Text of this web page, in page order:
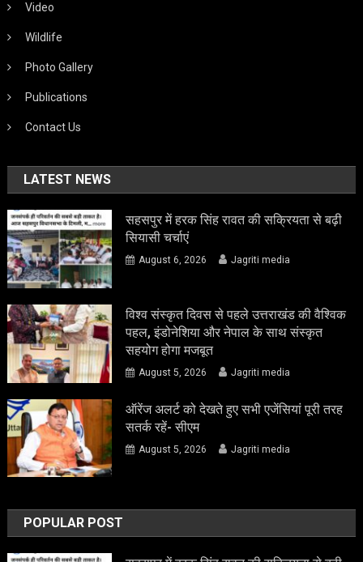
Video
Wildlife
Photo Gallery
Publications
Contact Us
LATEST NEWS
सहसपुर में हरक सिंह रावत की सक्रियता से बढ़ी
सियासी चर्चाएं
August 6, 2026 Jagriti media
विश्व संस्कृत दिवस से पहले उत्तराखंड की वैश्विक
पहल, इंडोनेशिया और नेपाल के साथ संस्कृत
सहयोग होगा मजबूत
August 5, 2026 Jagriti media
ऑरेंज अलर्ट को देखते हुए सभी एजेंसियां पूरी तरह
सतर्क रहें- सीएम
August 5, 2026 Jagriti media
POPULAR POST